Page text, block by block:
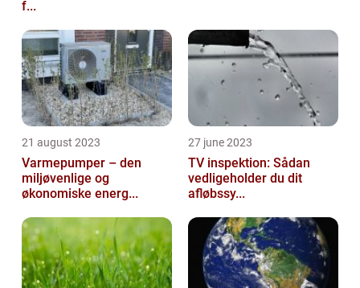
f...
21 august 2023
Varmepumper – den
miljøvenlige og
økonomiske energ...
27 june 2023
TV inspektion: Sådan
vedligeholder du dit
afløbssy...